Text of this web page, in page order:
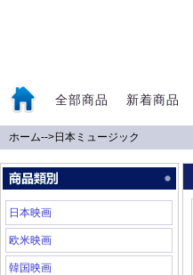
全部商品 新着商品
ホーム-->日本ミュージック
日本映画
欧米映画
韓国映画